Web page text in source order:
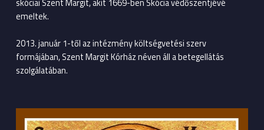
skóciai Szent Margit, akit 1669-ben Skócia védőszentjévé
emeltek.
2013. január 1-től az intézmény költségvetési szerv
formájában, Szent Margit Kórház néven áll a betegellátás
szolgálatában.